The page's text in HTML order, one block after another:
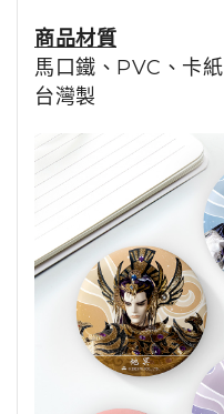
商品材質
馬口鐵、PVC、卡紙
台灣製